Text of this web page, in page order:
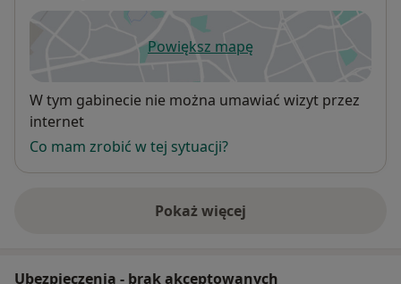
Powiększ mapęotwiera się w nowej karcie
Dostępność
W tym gabinecie nie można umawiać wizyt przez
internet
Co mam zrobić w tej sytuacji?
Pokaż więcej
o adresie
Ubezpieczenia - brak akceptowanych